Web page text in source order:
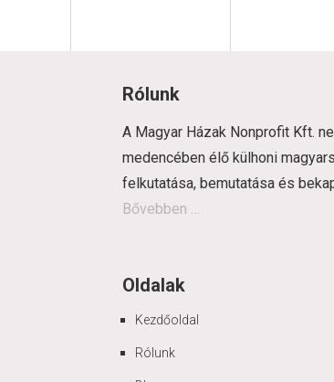
Rólunk
A Magyar Házak Nonprofit Kft.
medencében élő külhoni
felkutatása, bemutatása és
Bővebben …
Oldalak
Kezdőoldal
Rólunk